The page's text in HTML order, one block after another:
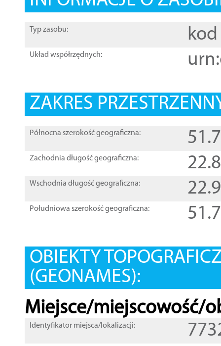
Typ zasobu: kod
Układ współrzędnych:
ZAKRES
Północna szerokość geograficzna:
Zachodnia długość geograficzna:
Wschodnia długość geograficzna:
Południowa szerokość geograficzna:
OBIEKTY
(GEONAMES):
Miejsce/miejscowość/
Identyfikator miejsca/lokalizacji: